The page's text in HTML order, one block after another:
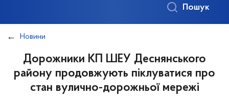
Пошук
Новини
Дорожники КП ШЕУ Деснянського
району продовжують піклуватися про
стан вулично-дорожньої мережі